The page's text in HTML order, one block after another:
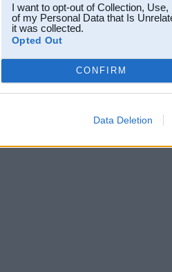
I want to opt-out of Collection,
of my Personal Data that Is
it was collected.
Opted Out
CONFIRM
Data Deletion